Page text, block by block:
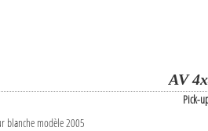
AV
Pick-
blanche modèle 2005